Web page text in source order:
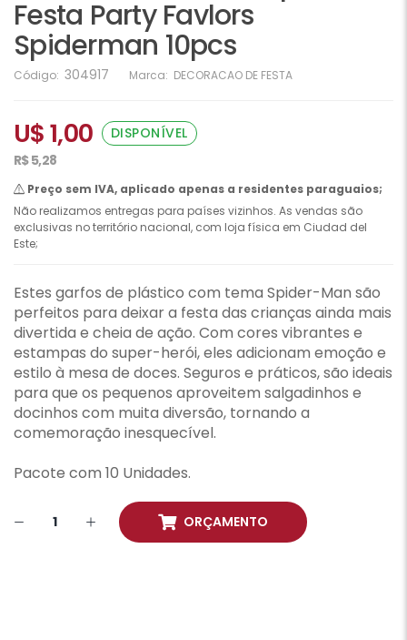
Festa Party Favlors
Spiderman 10pcs
Código: 304917 Marca: DECORACAO DE FESTA
U$ 1,00
DISPONÍVEL
R$ 5,28
Preço sem IVA, aplicado apenas a residentes paraguaios;
Não realizamos entregas para países vizinhos. As vendas são
exclusivas no território nacional, com loja física em Ciudad del
Este;
Estes garfos de plástico com tema Spider-Man são
perfeitos para deixar a festa das crianças ainda mais
divertida e cheia de ação. Com cores vibrantes e
estampas do super-herói, eles adicionam emoção e
estilo à mesa de doces. Seguros e práticos, são ideais
para que os pequenos aproveitem salgadinhos e
docinhos com muita diversão, tornando a
comemoração inesquecível.
Pacote com 10 Unidades.
ORÇAMENTO